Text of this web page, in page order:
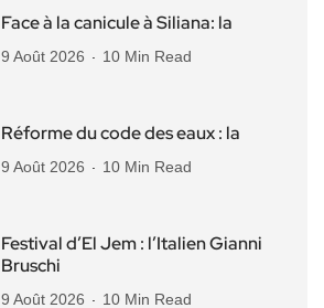
Face à la canicule à Siliana: la
9 Août 2026 10 Min Read
Réforme du code des eaux : la
9 Août 2026 10 Min Read
Festival d’El Jem : l’Italien Gianni
Bruschi
9 Août 2026 10 Min Read